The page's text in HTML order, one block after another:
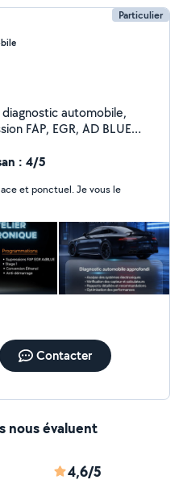
Particulier
automobile,
FAP, EGR, AD BLUE
: 4/5
et ponctuel. Je vous le
Contacter
nous évaluent
4,6/5